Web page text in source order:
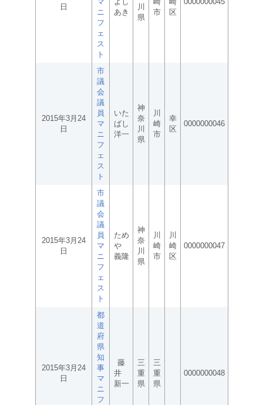
日
ニ
フ
ェ
ス
ト
あき
川
県
市
区
2015年3月24
日
市
議
会
議
員
マ
ニ
フ
ェ
ス
ト
いた
ばし
洋一
神
奈
川
県
川
崎
市
幸
区
0000000046
2015年3月24
日
市
議
会
議
員
マ
ニ
フ
ェ
ス
ト
ため
や
義隆
神
奈
川
県
川
崎
市
川
崎
区
0000000047
2015年3月24
日
都
道
府
県
知
事
マ
ニ
フ
藤
井
新一
三
重
県
三
重
県
0000000048